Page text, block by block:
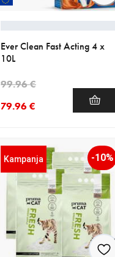
Ever Clean Fast Acting 4 x
10L
79.96 €
99.96 €
Kampanja -10%